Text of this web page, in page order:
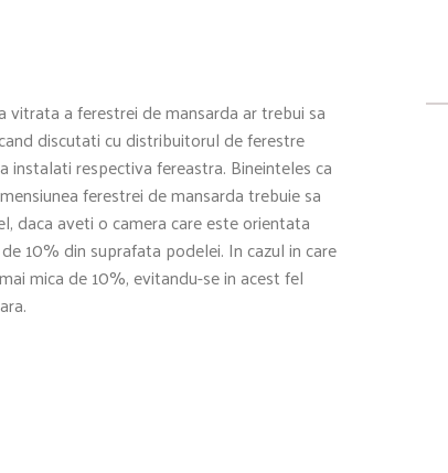
vitrata a ferestrei de mansarda ar trebui sa
discutati cu distribuitorul de ferestre
instalati respectiva fereastra. Bineinteles ca
ferestrei de mansarda trebuie sa
daca aveti o camera care este orientata
10% din suprafata podelei. In cazul in care
mica de 10%, evitandu-se in acest fel